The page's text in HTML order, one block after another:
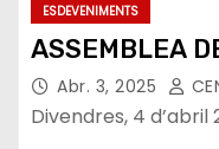
ESDEVENIMENTS
ASSEMBLEA
Abr. 3, 2025
Divendres, 4 d’abril